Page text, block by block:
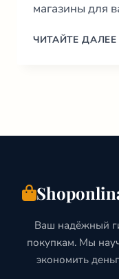
магазины для
ЧИТАЙТЕ ДАЛЕЕ
Ваш надёжный
покупкам. Мы
экономить